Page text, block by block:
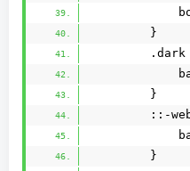
        }
.dark
        }
::-
        }